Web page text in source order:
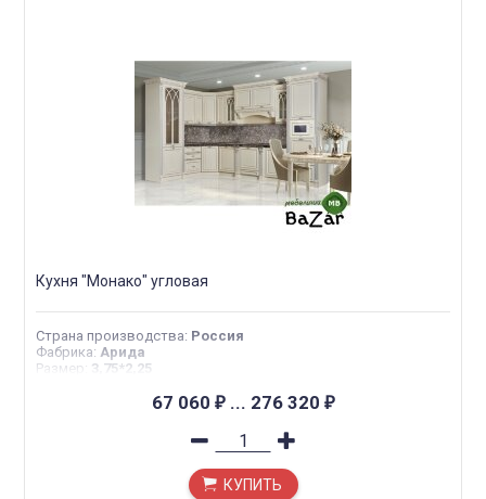
Кухня "Монако" угловая
Страна производства: Россия
Фабрика: Арида
Размер : 3,75*2,25
67 060 ₽... 276 320 ₽
КУПИТЬ